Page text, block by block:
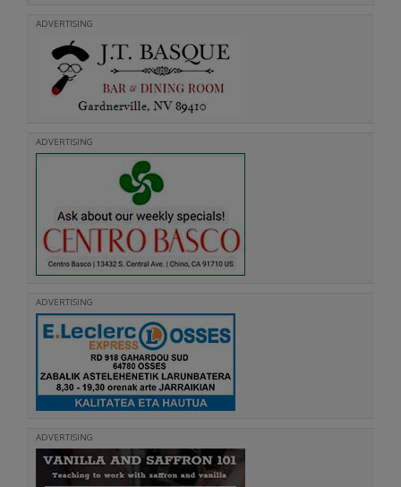
ADVERTISING
ADVERTISING
ADVERTISING
ADVERTISING